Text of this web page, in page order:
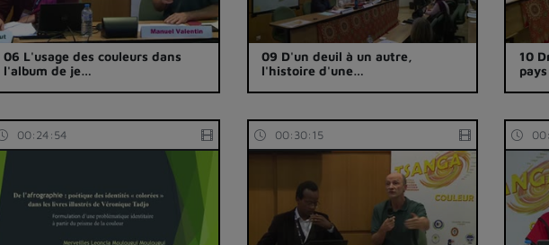
06 L'usage des couleurs dans
l'album de je…
09 D'un deuil à un autre,
l'histoire d'une…
10
00:24:54 00:30:15